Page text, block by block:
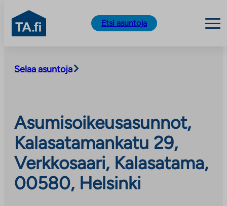
sisältöön
TA.fi
Etsi asuntoja
Selaa asuntoja
Asumisoikeusasunnot,
Kalasatamankatu 29,
Verkkosaari, Kalasatama,
00580, Helsinki